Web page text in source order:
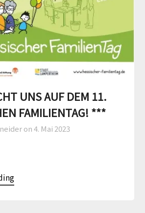
UNS AUF DEM 11.
FAMILIENTAG! ***
on 4. Mai 2023